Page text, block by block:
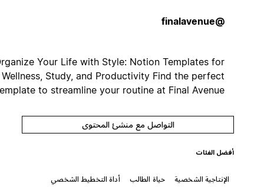
Organize Your Life with Style: Notion Templates for
Wellness, Study, and Productivity Find the perfect
template to streamline your routine at Final Avenue.
التواصل مع منشئ المحتوى
أفضل الفئات
الإنتاجية الشخصية حياة الطالب أداة التخطيط الشخصي